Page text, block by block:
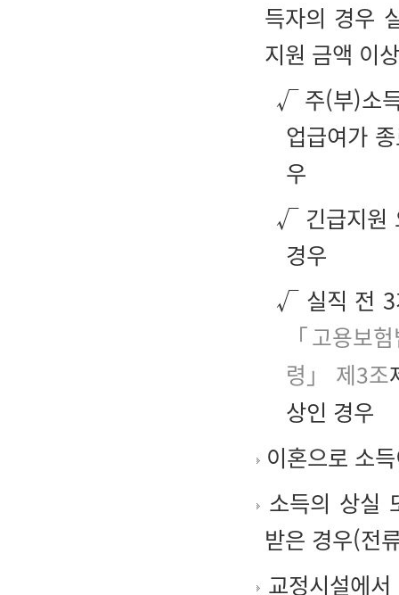
득자의 경우
지원 금액 이
√ 주(부)소
업급여가
우
√ 긴급지원
경우
√ 실직 전 3
「고용보
령」 제3조
상인 경우
이혼으로 소
소득의 상실
받은 경우(전
교정시설에